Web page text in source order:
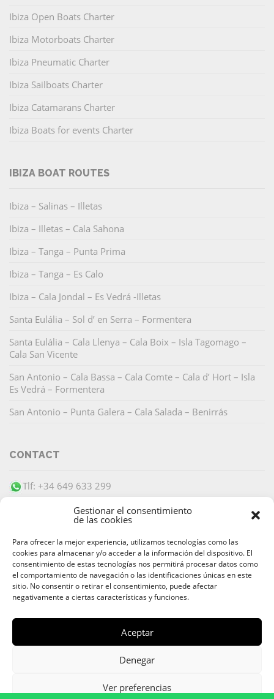
Gestionar el consentimiento
de las cookies
Para ofrecer la mejor experiencia, utilizamos tecnologías como las
cookies para almacenar y/o acceder a la información del dispositivo. El
consentimiento de estas tecnologías nos permitirá procesar datos como
el comportamiento de navegación o las identificaciones únicas en este
sitio. No consentir o retirar el consentimiento, puede afectar
negativamente a ciertas características y funciones.
Aceptar
Denegar
Ver preferencias
Ibiza Open Boats Charter
Ibiza Motorboats Charter
Ibiza Pneumatic Charter
Ibiza Sailboats Charter
Ibiza Catamarans Charter
Ibiza Boats for events Charter
IBIZA BOAT ROUTES
Ibiza – Salinas – Illetas
Ibiza – Illetas – Cala Sahona
Ibiza – Tanga – Punta Prima
Ibiza – Tanga – Es Calo
Ibiza – Cala Jondal – Es Vedrá -Illetas
Santa Eulália – Sol d’ en Serra – Formentera
Santa Eulália – Cala Llenya – Cala Boix – Isla Tagomago –
Cala San Vicente
San Antonio – Cala Bassa – Cala Comte – Cala d’ Hort – Isla
Es Vedrá – Formentera
San Antonio – Punta Galera – Cala Salada – Benirrás
CONTACT
Tlf: +34 649 633 299
SECURE PAYMENT
Ibiza Boat Rental and Charter
633 299